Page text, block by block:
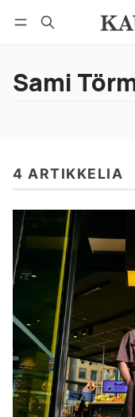
Sami
4 ARTIKKELIA